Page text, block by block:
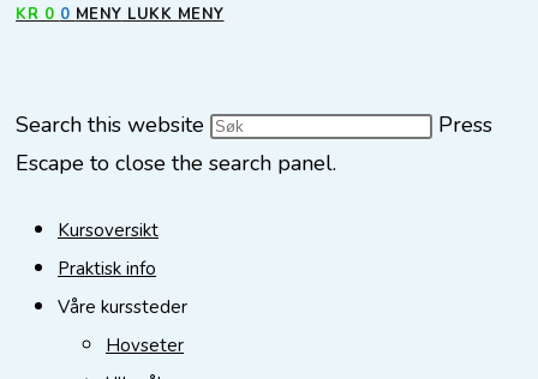
KR 0 0 MENY LUKK MENY
Search this website
Press
Escape to close the search panel.
Kursoversikt
Praktisk info
Våre kurssteder
Hovseter